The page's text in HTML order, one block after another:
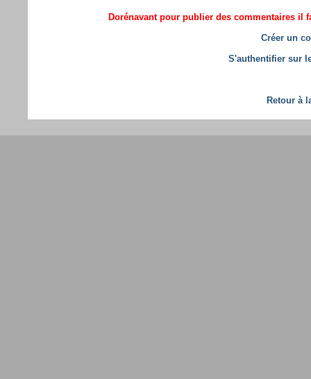
Dorénavant pour publier des commentaires il
Créer un
S'authentifier sur
Retour à